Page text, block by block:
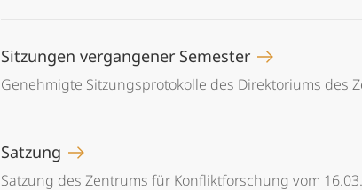
Sitzungen vergangener Semester
Genehmigte Sitzungsprotokolle des Direktoriums des
Satzung
Satzung des Zentrums für Konfliktforschung vom